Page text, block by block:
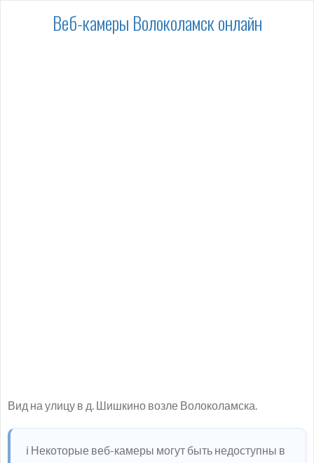
Веб-камеры Волоколамск онлайн
Вид на улицу в д. Шишкино возле Волоколамска.
ℹ️ Некоторые веб-камеры могут быть недоступны в